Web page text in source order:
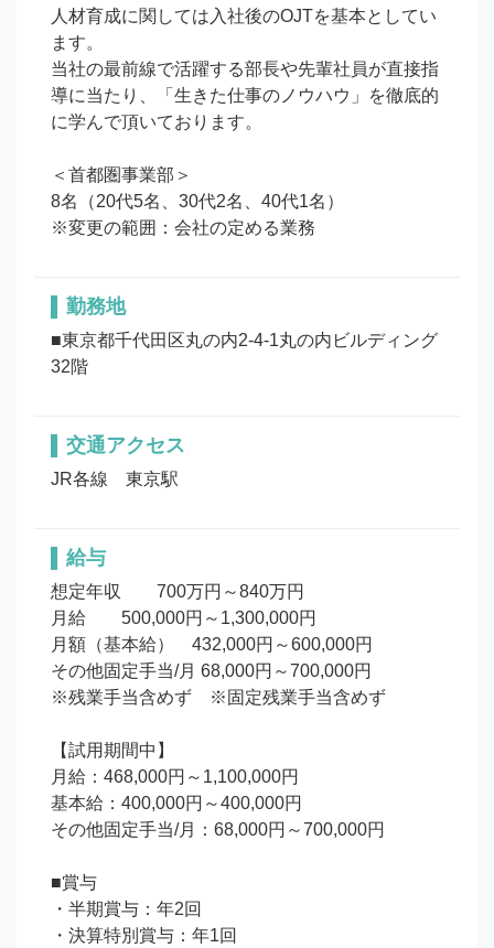
人材育成に関しては入社後のOJTを基本としてい
ます。
当社の最前線で活躍する部長や先輩社員が直接指
導に当たり、「生きた仕事のノウハウ」を徹底的
に学んで頂いております。
＜首都圏事業部＞
8名（20代5名、30代2名、40代1名）
※変更の範囲：会社の定める業務
勤務地
■東京都千代田区丸の内2-4-1丸の内ビルディング
32階
交通アクセス
JR各線　東京駅
給与
想定年収	700万円～840万円
月給　　500,000円～1,300,000円
月額（基本給）	432,000円～600,000円
その他固定手当/月 68,000円～700,000円
※残業手当含めず　※固定残業手当含めず
【試用期間中】
月給：468,000円～1,100,000円
基本給：400,000円～400,000円
その他固定手当/月：68,000円～700,000円
■賞与
・半期賞与：年2回
・決算特別賞与：年1回